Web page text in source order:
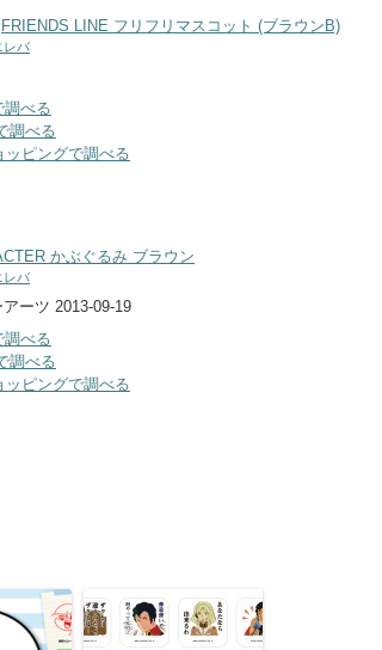
LINE フリフリマスコット (ブラウンB)
レバ
調べる
調べる
ッピングで調べる
かぶぐるみ ブラウン
レバ
ーツ 2013-09-19
調べる
調べる
ッピングで調べる